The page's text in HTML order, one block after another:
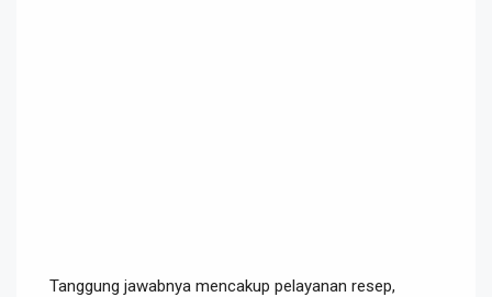
Tanggung jawabnya mencakup pelayanan resep,